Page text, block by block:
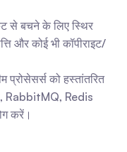
से बचने के लिए स्थिर
और कोई भी कॉपीराइट/
प्रोसेसर्स को हस्तांतरित
RabbitMQ, Redis
करें।